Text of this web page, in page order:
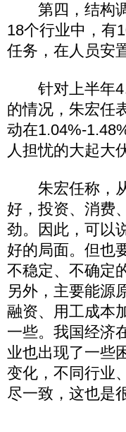
第四，结构调
18个行业中，有
任务，在人员安
针对上半年4
的情况，朱宏任
动在1.04%-
人担忧的大起大
朱宏任称，从
好，投资、消费
劲。因此，可以
好的局面。但也
不稳定、不确定
另外，主要能源
融资、用工成本
一些。我国经济
业也出现了一些
变化，不同行业
尽一致，这也是